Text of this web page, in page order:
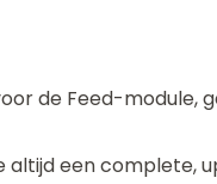
de Feed-module,
altijd een